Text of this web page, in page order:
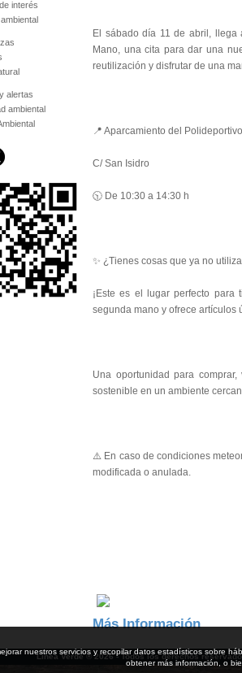
interés
alertas
ambiental
El sábado día 11 de abril,
Mano, una cita para dar una
reutilización y disfrutar de una
📍 Aparcamiento del
C/ San Isidro
🕥 De 10:30 a 14:30 h
✨ ¿Tienes cosas que ya no
¡Este es el lugar perfecto para
segunda mano y ofrece artículos
Una oportunidad para
sostenible en un ambiente
⚠️ En caso de condiciones
modificada o anulada.
Más Información
nuestros servicios y recopilar datos estadísticos sobre
obtener más información, o
Línea Verde ® 2026 - Todos los derechos